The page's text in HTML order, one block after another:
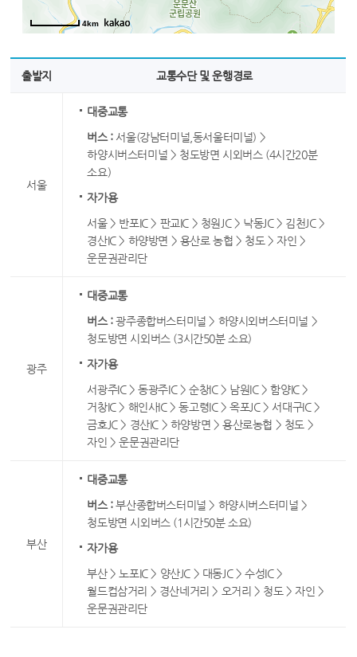
4km
출발지 교통수단 및 운행경로
서울
대중교통
버스 : 서울(강남터미널,동서울터미널) >
하양시버스터미널 > 청도방면 시외버스 (4시간20분
소요)
자가용
서울 > 반포IC > 판교IC > 청원JC > 낙동JC > 김천JC >
경산IC > 하양방면 > 용산로 농협 > 청도 > 자인 >
운문권관리단
광주
대중교통
버스 :광주종합버스터미널 > 하양시외버스터미널 >
청도방면 시외버스 (3시간50분 소요)
자가용
서광주IC > 동광주IC > 순창IC > 남원IC > 함양IC >
거창IC > 해인사IC > 동고령IC > 옥포JC > 서대구IC >
금호JC > 경산IC > 하양방면 > 용산로농협 > 청도 >
자인 > 운문권관리단
부산
대중교통
버스 :부산종합버스터미널 > 하양시버스터미널 >
청도방면 시외버스 (1시간50분 소요)
자가용
부산 > 노포IC > 양산JC > 대동JC > 수성IC >
월드컵삼거리 > 경산네거리 > 오거리 > 청도 > 자인 >
운문권관리단